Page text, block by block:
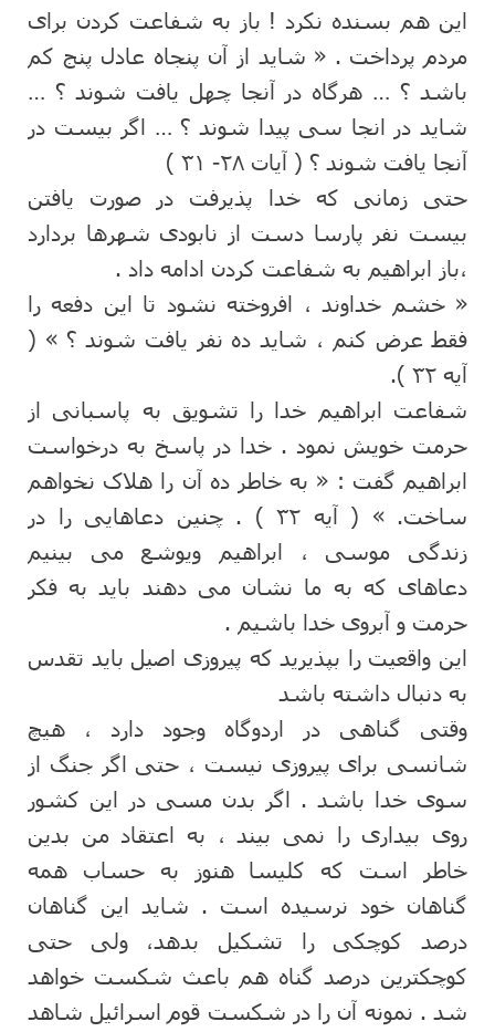
این هم بسنده نکرد ! باز به شفاعت کردن برای
مردم پرداخت . « شاید از آن پنجاه عادل پنج کم
باشد ؟ … هرگاه در آنجا چهل یافت شوند ؟ …
شاید در انجا سی پیدا شوند ؟ … اگر بیست در
آنجا یافت شوند ؟ ( آیات ۲۸- ۳۱ )
حتی زمانی که خدا پذیرفت در صورت یافتن
بیست نفر پارسا دست از نابودی شهرها بردارد
،باز ابراهیم به شفاعت کردن ادامه داد .
« خشم خداوند ، افروخته نشود تا این دفعه را
فقط عرض کنم ، شاید ده نفر یافت شوند ؟ » (
آیه ۳۲ ).
شفاعت ابراهیم خدا را تشویق به پاسبانی از
حرمت خویش نمود . خدا در پاسخ به درخواست
ابراهیم گفت : « به خاطر ده آن را هلاک نخواهم
ساخت. » ( آیه ۳۲ ) . چنین دعاهایی را در
زندگی موسی ، ابراهیم ویوشع می بینیم
دعاهای که به ما نشان می دهند باید به فکر
حرمت و آبروی خدا باشیم .
این واقعیت را بپذیرید که پیروزی اصیل باید تقدس
به دنبال داشته باشد
وقتی گناهی در اردوگاه وجود دارد ، هیچ
شانسی برای پیروزی نیست ، حتی اگر جنگ از
سوی خدا باشد . اگر بدن مسی در این کشور
روی بیداری را نمی بیند ، به اعتقاد من بدین
خاطر است که کلیسا هنوز به حساب همه
گناهان خود نرسیده است . شاید این گناهان
درصد کوچکی را تشکیل بدهد، ولی حتی
کوچکترین درصد گناه هم باعث شکست خواهد
شد . نمونه آن را در شکست قوم اسرائیل شاهد